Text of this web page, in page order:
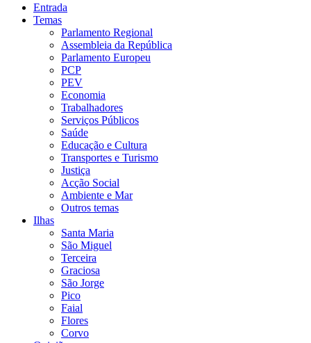
Entrada
Temas
Parlamento Regional
Assembleia da República
Parlamento Europeu
PCP
PEV
Economia
Trabalhadores
Serviços Públicos
Saúde
Educação e Cultura
Transportes e Turismo
Justiça
Acção Social
Ambiente e Mar
Outros temas
Ilhas
Santa Maria
São Miguel
Terceira
Graciosa
São Jorge
Pico
Faial
Flores
Corvo